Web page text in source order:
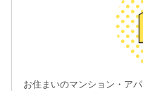
お住まいのマンション・ア